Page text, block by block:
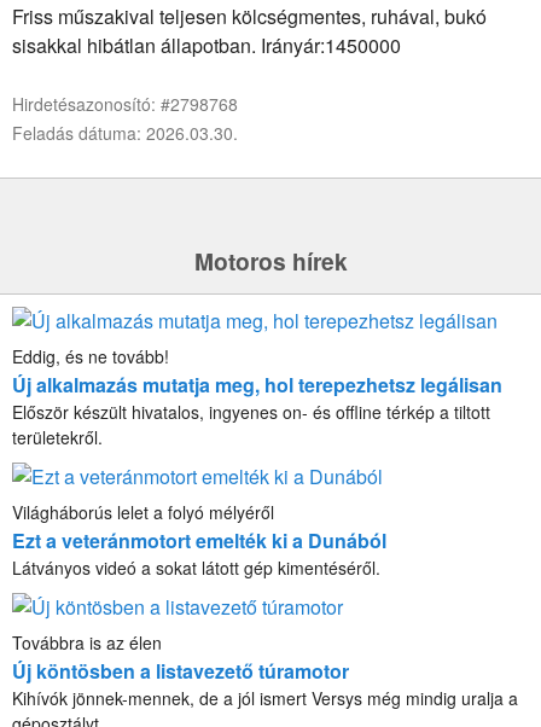
Friss műszakival teljesen kölcségmentes, ruhával, bukó
sisakkal hibátlan állapotban. Irányár:1450000
Hirdetésazonosító: #2798768
Feladás dátuma: 2026.03.30.
Motoros hírek
Eddig, és ne tovább!
Új alkalmazás mutatja meg, hol terepezhetsz legálisan
Először készült hivatalos, ingyenes on- és offline térkép a tiltott
területekről.
Világháborús lelet a folyó mélyéről
Ezt a veteránmotort emelték ki a Dunából
Látványos videó a sokat látott gép kimentéséről.
Továbbra is az élen
Új köntösben a listavezető túramotor
Kihívók jönnek-mennek, de a jól ismert Versys még mindig uralja a